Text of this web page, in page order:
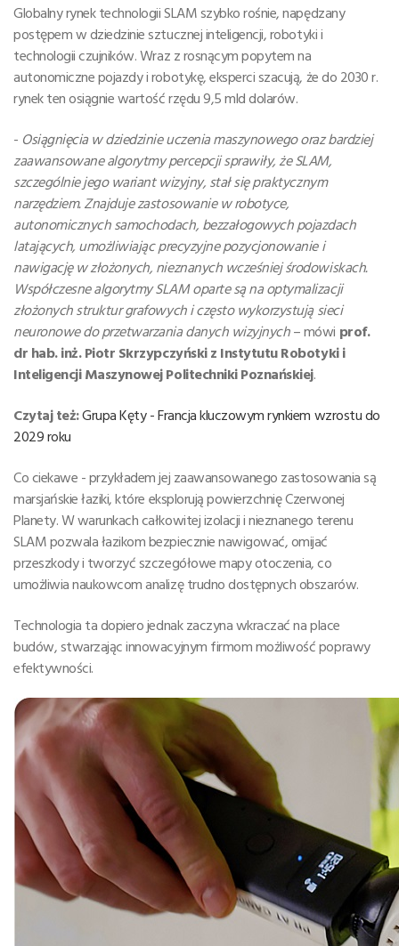
Globalny rynek technologii SLAM szybko rośnie, napędzany
postępem w dziedzinie sztucznej inteligencji, robotyki i
technologii czujników. Wraz z rosnącym popytem na
autonomiczne pojazdy i robotykę, eksperci szacują, że do 2030 r.
rynek ten osiągnie wartość rzędu 9,5 mld dolarów.
- Osiągnięcia w dziedzinie uczenia maszynowego oraz bardziej
zaawansowane algorytmy percepcji sprawiły, że SLAM,
szczególnie jego wariant wizyjny, stał się praktycznym
narzędziem. Znajduje zastosowanie w robotyce,
autonomicznych samochodach, bezzałogowych pojazdach
latających, umożliwiając precyzyjne pozycjonowanie i
nawigację w złożonych, nieznanych wcześniej środowiskach.
Współczesne algorytmy SLAM oparte są na optymalizacji
złożonych struktur grafowych i często wykorzystują sieci
neuronowe do przetwarzania danych wizyjnych– mówi prof.
dr hab. inż. Piotr Skrzypczyński z Instytutu Robotyki i
Inteligencji Maszynowej Politechniki Poznańskiej.
Czytaj też:Grupa Kęty - Francja kluczowym rynkiem wzrostu do
2029 roku
Co ciekawe - przykładem jej zaawansowanego zastosowania są
marsjańskie łaziki, które eksplorują powierzchnię Czerwonej
Planety. W warunkach całkowitej izolacji i nieznanego terenu
SLAM pozwala łazikom bezpiecznie nawigować, omijać
przeszkody i tworzyć szczegółowe mapy otoczenia, co
umożliwia naukowcom analizę trudno dostępnych obszarów.
Technologia ta dopiero jednak zaczyna wkraczać na place
budów, stwarzając innowacyjnym firmom możliwość poprawy
efektywności.